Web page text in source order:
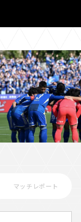
オンラインストア
マッチレポート